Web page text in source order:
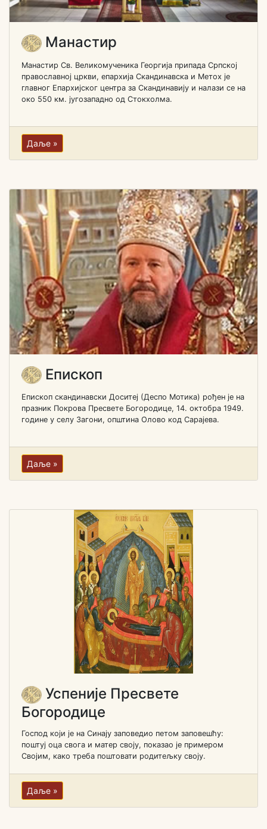
Манастир
Манастир Св. Великомученика Георгија припада Српској
православној цркви, епархија Скандинавска и Метох је
главног Епархијског центра за Скандинавију и налази се на
око 550 км. југозападно од Стокхолма.
Даље »
Епископ
Епископ скандинавски Доситеј (Деспо Мотика) рођен je на
празник Покрова Пресвете Богородице, 14. октобра 1949.
године у селу Загони, општина Олово код Сарајева.
Даље »
Успеније Пресвете
Богородице
Господ који је на Синају заповедио петом заповешћу:
поштуј оца свога и матер своју, показао је примером
Својим, како треба поштовати родитељку своју.
Даље »